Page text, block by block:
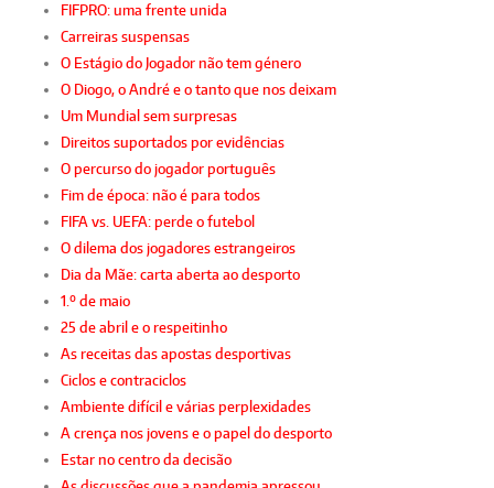
FIFPRO: uma frente unida
Carreiras suspensas
O Estágio do Jogador não tem género
O Diogo, o André e o tanto que nos deixam
Um Mundial sem surpresas
Direitos suportados por evidências
O percurso do jogador português
Fim de época: não é para todos
FIFA vs. UEFA: perde o futebol
O dilema dos jogadores estrangeiros
Dia da Mãe: carta aberta ao desporto
1.º de maio
25 de abril e o respeitinho
As receitas das apostas desportivas
Ciclos e contraciclos
Ambiente difícil e várias perplexidades
A crença nos jovens e o papel do desporto
Estar no centro da decisão